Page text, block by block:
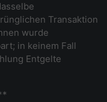
Transaktion
wurde
in keinem Fall
Entgelte